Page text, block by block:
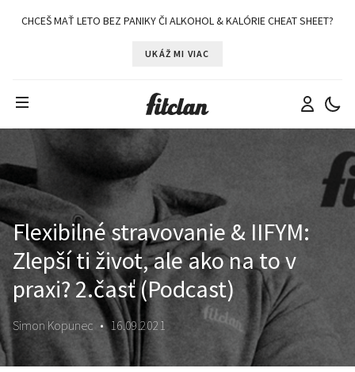
CHCEŠ MAŤ LETO BEZ PANIKY ČI ALKOHOL & KALÓRIE CHEAT SHEET?
UKÁŽ MI VIAC
Flexibilné stravovanie & IIFYM:
Zlepší ti život, ale ako na to v
praxi? 2.časť (Podcast)
Simon Kopunec • 16.09.2021